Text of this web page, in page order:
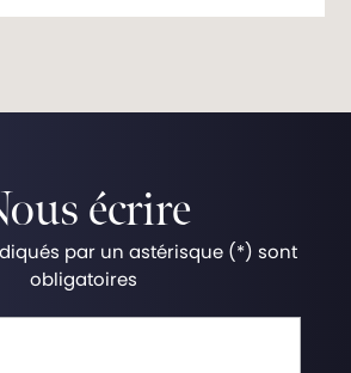
écrire
par un astérisque (*) sont
obligatoires